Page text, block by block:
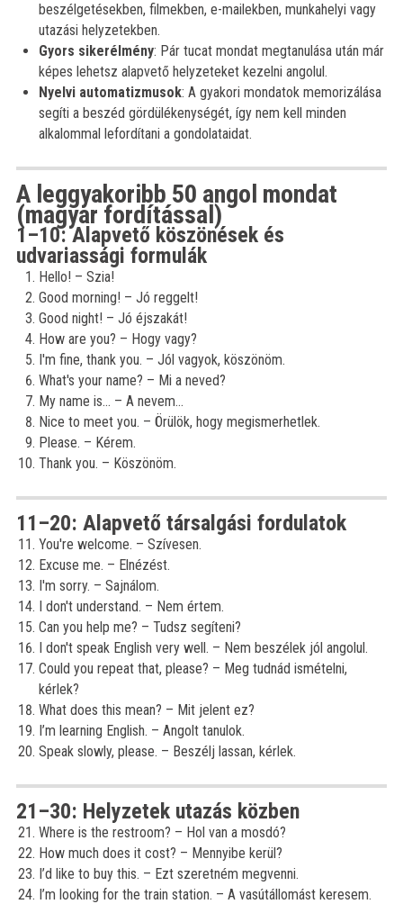
beszélgetésekben, filmekben, e-mailekben, munkahelyi vagy
utazási helyzetekben.
Gyors sikerélmény: Pár tucat mondat megtanulása után már
képes lehetsz alapvető helyzeteket kezelni angolul.
Nyelvi automatizmusok: A gyakori mondatok memorizálása
segíti a beszéd gördülékenységét, így nem kell minden
alkalommal lefordítani a gondolataidat.
A leggyakoribb 50 angol mondat
(magyar fordítással)
1–10: Alapvető köszönések és
udvariassági formulák
Hello! – Szia!
Good morning! – Jó reggelt!
Good night! – Jó éjszakát!
How are you? – Hogy vagy?
I'm fine, thank you. – Jól vagyok, köszönöm.
What's your name? – Mi a neved?
My name is... – A nevem...
Nice to meet you. – Örülök, hogy megismerhetlek.
Please. – Kérem.
Thank you. – Köszönöm.
11–20: Alapvető társalgási fordulatok
You're welcome. – Szívesen.
Excuse me. – Elnézést.
I'm sorry. – Sajnálom.
I don't understand. – Nem értem.
Can you help me? – Tudsz segíteni?
I don't speak English very well. – Nem beszélek jól angolul.
Could you repeat that, please? – Meg tudnád ismételni,
kérlek?
What does this mean? – Mit jelent ez?
I’m learning English. – Angolt tanulok.
Speak slowly, please. – Beszélj lassan, kérlek.
21–30: Helyzetek utazás közben
Where is the restroom? – Hol van a mosdó?
How much does it cost? – Mennyibe kerül?
I’d like to buy this. – Ezt szeretném megvenni.
I’m looking for the train station. – A vasútállomást keresem.